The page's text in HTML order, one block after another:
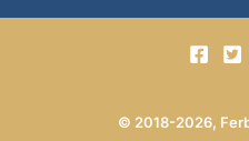
© 2018-2026,